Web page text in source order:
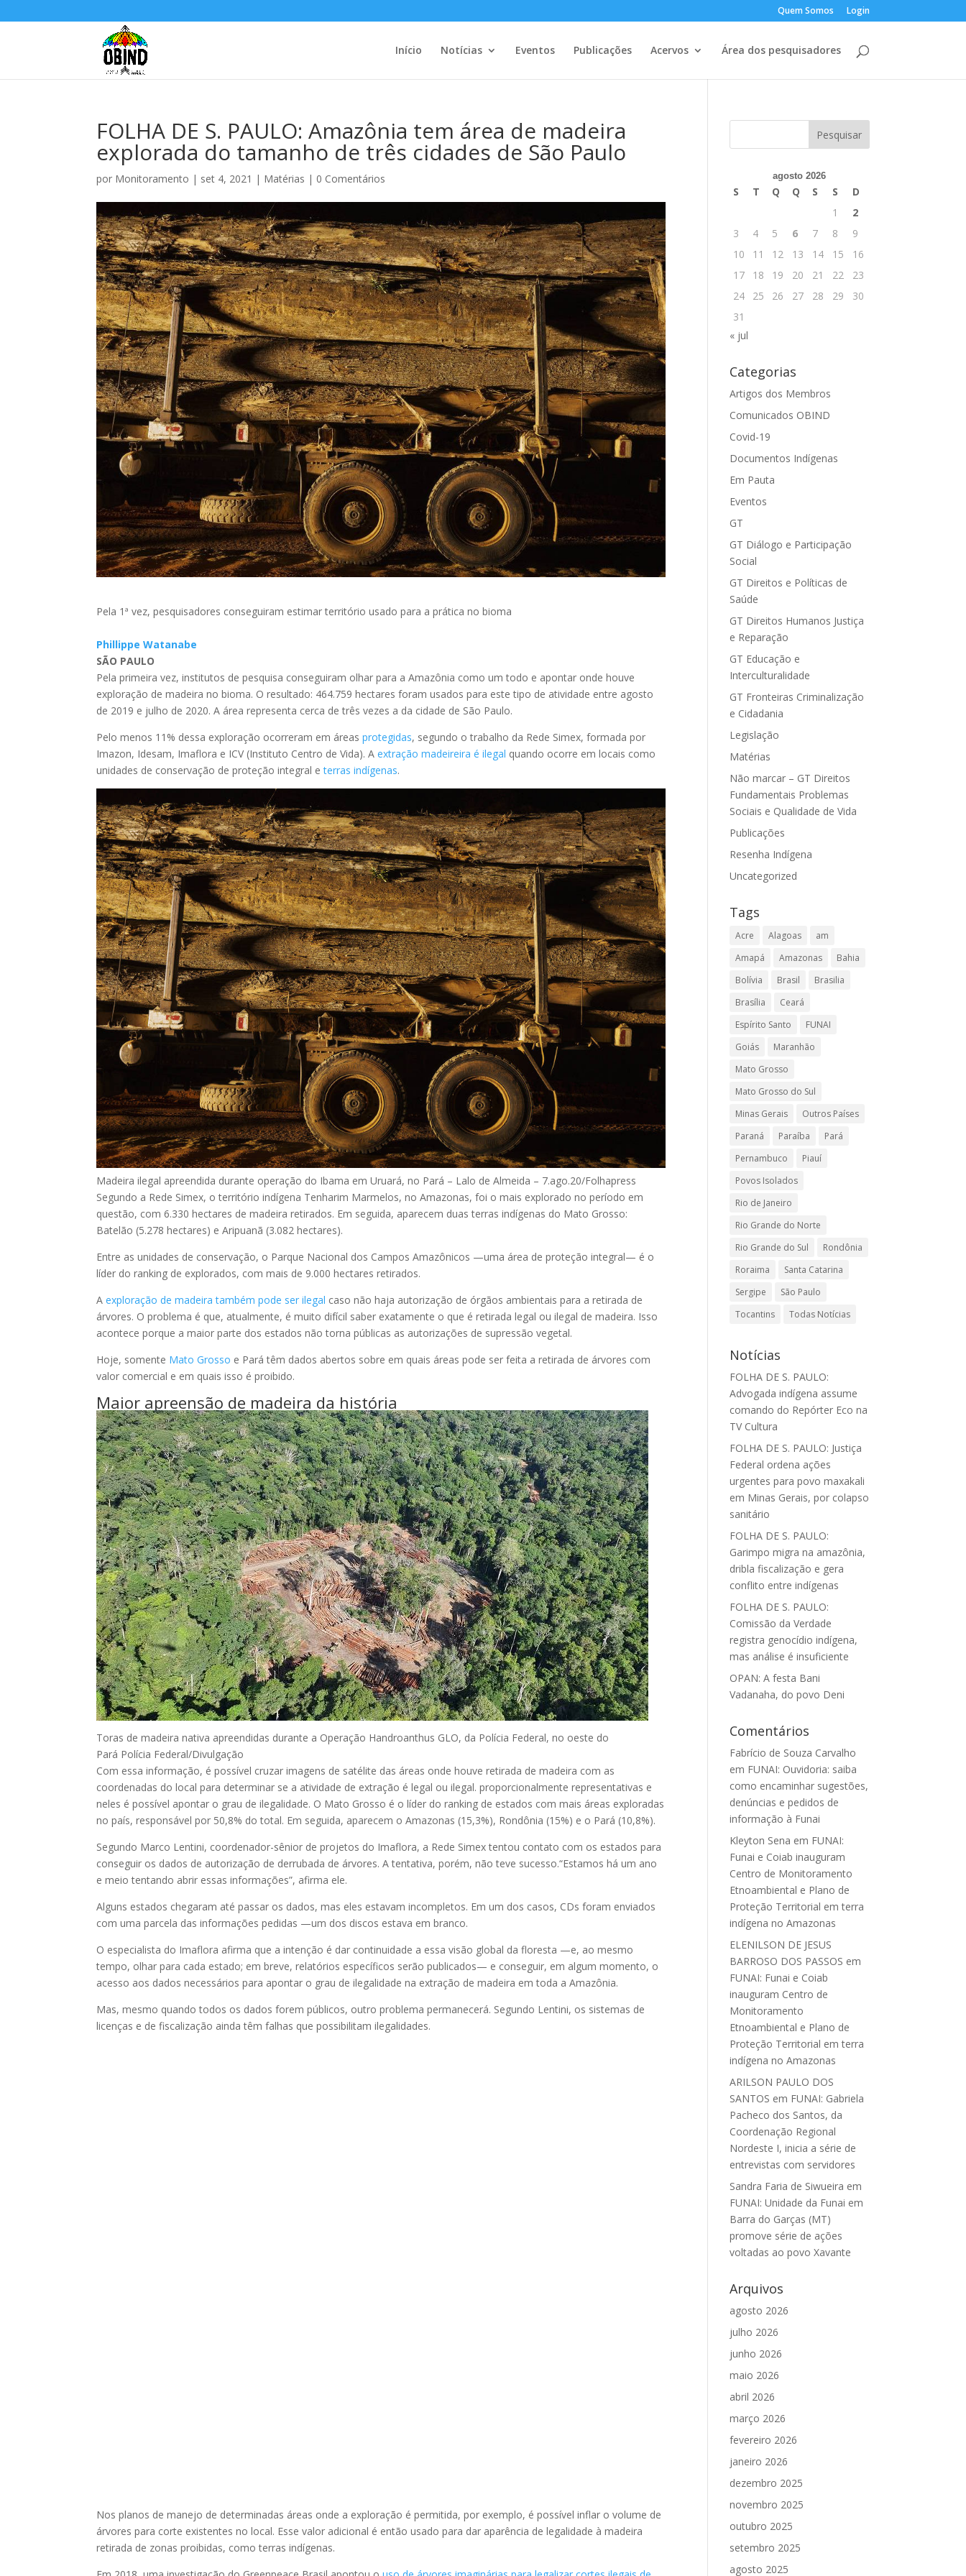
Quem Somos Login
Início Notícias Eventos Publicações Acervos Área dos pesquisadores
FOLHA DE S. PAULO: Amazônia tem área de madeira
explorada do tamanho de três cidades de São Paulo
por Monitoramento | set 4, 2021 | Matérias | 0 Comentários
Pela 1ª vez, pesquisadores conseguiram estimar território usado para a prática no bioma
Phillippe Watanabe
SÃO PAULO
Pela primeira vez, institutos de pesquisa conseguiram olhar para a Amazônia como um todo e apontar onde houve
exploração de madeira no bioma. O resultado: 464.759 hectares foram usados para este tipo de atividade entre agosto
de 2019 e julho de 2020. A área representa cerca de três vezes a da cidade de São Paulo.
Pelo menos 11% dessa exploração ocorreram em áreas protegidas, segundo o trabalho da Rede Simex, formada por
Imazon, Idesam, Imaflora e ICV (Instituto Centro de Vida). Aextração madeireira é ilegal quando ocorre em locais como
unidades de conservação de proteção integral e terras indígenas.
Madeira ilegal apreendida durante operação do Ibama em Uruará, no Pará – Lalo de Almeida – 7.ago.20/Folhapress
Segundo a Rede Simex, o território indígena Tenharim Marmelos, no Amazonas, foi o mais explorado no período em
questão, com 6.330 hectares de madeira retirados. Em seguida, aparecem duas terras indígenas do Mato Grosso:
Batelão (5.278 hectares) e Aripuanã (3.082 hectares).
Entre as unidades de conservação, o Parque Nacional dos Campos Amazônicos —uma área de proteção integral— é o
líder do ranking de explorados, com mais de 9.000 hectares retirados.
Aexploração de madeira também pode ser ilegal caso não haja autorização de órgãos ambientais para a retirada de
árvores. O problema é que, atualmente, é muito difícil saber exatamente o que é retirada legal ou ilegal de madeira. Isso
acontece porque a maior parte dos estados não torna públicas as autorizações de supressão vegetal.
Hoje, somente Mato Grosso e Pará têm dados abertos sobre em quais áreas pode ser feita a retirada de árvores com
valor comercial e em quais isso é proibido.
Maior apreensão de madeira da história
Toras de madeira nativa apreendidas durante a Operação Handroanthus GLO, da Polícia Federal, no oeste do
Pará Polícia Federal/Divulgação
Com essa informação, é possível cruzar imagens de satélite das áreas onde houve retirada de madeira com as
coordenadas do local para determinar se a atividade de extração é legal ou ilegal. proporcionalmente representativas e
neles é possível apontar o grau de ilegalidade. O Mato Grosso é o líder do ranking de estados com mais áreas exploradas
no país, responsável por 50,8% do total. Em seguida, aparecem o Amazonas (15,3%), Rondônia (15%) e o Pará (10,8%).
Segundo Marco Lentini, coordenador-sênior de projetos do Imaflora, a Rede Simex tentou contato com os estados para
conseguir os dados de autorização de derrubada de árvores. A tentativa, porém, não teve sucesso.“Estamos há um ano
e meio tentando abrir essas informações”, afirma ele.
Alguns estados chegaram até passar os dados, mas eles estavam incompletos. Em um dos casos, CDs foram enviados
com uma parcela das informações pedidas —um dos discos estava em branco.
O especialista do Imaflora afirma que a intenção é dar continuidade a essa visão global da floresta —e, ao mesmo
tempo, olhar para cada estado; em breve, relatórios específicos serão publicados— e conseguir, em algum momento, o
acesso aos dados necessários para apontar o grau de ilegalidade na extração de madeira em toda a Amazônia.
Mas, mesmo quando todos os dados forem públicos, outro problema permanecerá. Segundo Lentini, os sistemas de
licenças e de fiscalização ainda têm falhas que possibilitam ilegalidades.
Nos planos de manejo de determinadas áreas onde a exploração é permitida, por exemplo, é possível inflar o volume de
árvores para corte existentes no local. Esse valor adicional é então usado para dar aparência de legalidade à madeira
retirada de zonas proibidas, como terras indígenas.
agosto 2026
S T Q Q S S
D
1
2
3
4 5 6 7 8
9
10
11 12 13 14 15
16
17
18 19 20 21 22
23
24
25 26 27 28 29
30
31
« jul
Categorias
Artigos dos Membros
Comunicados OBIND
Covid-19
Documentos Indígenas
Em Pauta
Eventos
GT
GT Diálogo e Participação
Social
GT Direitos e Políticas de
Saúde
GT Direitos Humanos Justiça
e Reparação
GT Educação e
Interculturalidade
GT Fronteiras Criminalização
e Cidadania
Legislação
Matérias
Não marcar – GT Direitos
Fundamentais Problemas
Sociais e Qualidade de Vida
Publicações
Resenha Indígena
Uncategorized
Tags
Acre Alagoas
am
Amapá
Amazonas
Bahia
Bolívia
Brasil
Brasilia
Brasília
Ceará
Espírito Santo
FUNAI
Goiás
Maranhão
Mato Grosso
Mato Grosso do Sul
Minas Gerais
Outros Países
Paraná
Paraíba
Pará
Pernambuco
Piauí
Povos Isolados
Rio de Janeiro
Rio Grande do Norte
Rio Grande do Sul
Rondônia
Roraima
Santa Catarina
Sergipe
São Paulo
Tocantins
Todas Notícias
Notícias
FOLHA DE S. PAULO:
Advogada indígena assume
comando do Repórter Eco na
TV Cultura
FOLHA DE S. PAULO: Justiça
Federal ordena ações
urgentes para povo maxakali
em Minas Gerais, por colapso
sanitário
FOLHA DE S. PAULO:
Garimpo migra na amazônia,
dribla fiscalização e gera
conflito entre indígenas
FOLHA DE S. PAULO:
Comissão da Verdade
registra genocídio indígena,
mas análise é insuficiente
OPAN: A festa Bani
Vadanaha, do povo Deni
Comentários
Fabrício de Souza Carvalho
em FUNAI: Ouvidoria: saiba
como encaminhar sugestões,
denúncias e pedidos de
informação à Funai
Kleyton Sena em FUNAI:
Funai e Coiab inauguram
Centro de Monitoramento
Etnoambiental e Plano de
Proteção Territorial em terra
indígena no Amazonas
ELENILSON DE JESUS
BARROSO DOS PASSOS em
FUNAI: Funai e Coiab
inauguram Centro de
Monitoramento
Etnoambiental e Plano de
Proteção Territorial em terra
indígena no Amazonas
ARILSON PAULO DOS
SANTOS em FUNAI: Gabriela
Pacheco dos Santos, da
Coordenação Regional
Nordeste I, inicia a série de
entrevistas com servidores
Sandra Faria de Siwueira em
FUNAI: Unidade da Funai em
Barra do Garças (MT)
promove série de ações
voltadas ao povo Xavante
Arquivos
agosto 2026
julho 2026
junho 2026
maio 2026
abril 2026
março 2026
fevereiro 2026
janeiro 2026
dezembro 2025
novembro 2025
outubro 2025
setembro 2025
agosto 2025